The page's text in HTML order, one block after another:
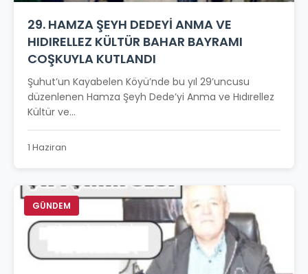
29. HAMZA ŞEYH DEDEYİ ANMA VE
HIDIRELLEZ KÜLTÜR BAHAR BAYRAMI
COŞKUYLA KUTLANDI
Şuhut’un Kayabelen Köyü’nde bu yıl 29’uncusu
düzenlenen Hamza Şeyh Dede’yi Anma ve Hıdırellez
Kültür ve...
1 Haziran
GÜNDEM